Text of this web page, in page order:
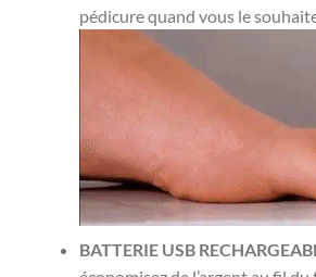
pédicure quand vous le
BATTERIE USB